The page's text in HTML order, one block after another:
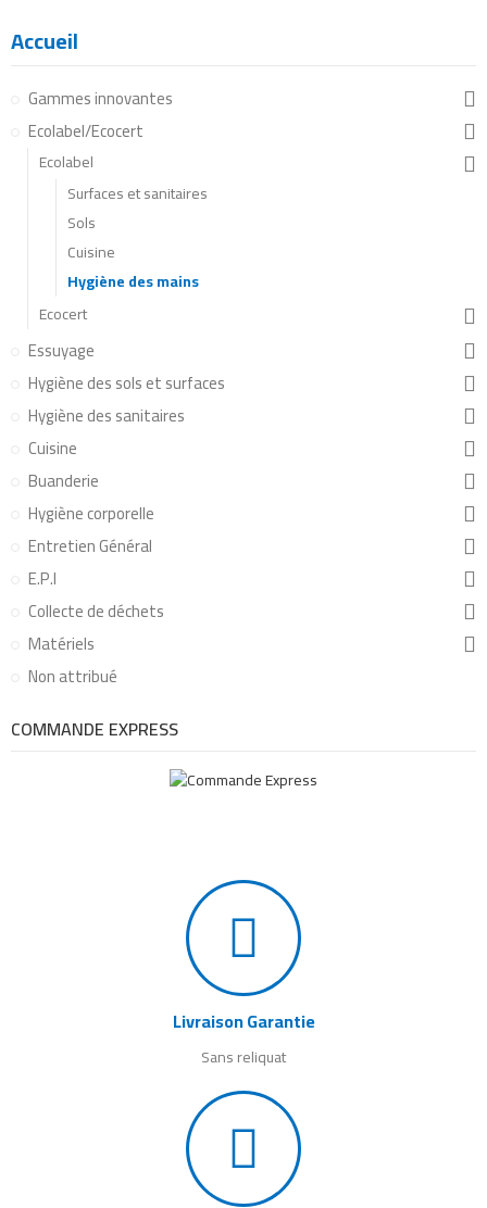
Accueil
Gammes innovantes
Ecolabel/Ecocert
Ecolabel
Surfaces et sanitaires
Sols
Cuisine
Hygiène des mains
Ecocert
Essuyage
Hygiène des sols et surfaces
Hygiène des sanitaires
Cuisine
Buanderie
Hygiène corporelle
Entretien Général
E.P.I
Collecte de déchets
Matériels
Non attribué
COMMANDE EXPRESS
Livraison Garantie
Sans reliquat